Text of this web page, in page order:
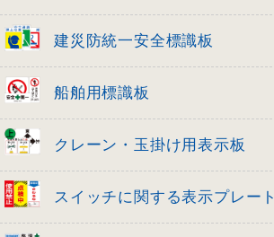
建災防統一安全標識板
船舶用標識板
クレーン・玉掛け用表示板
スイッチに関する表示プレート